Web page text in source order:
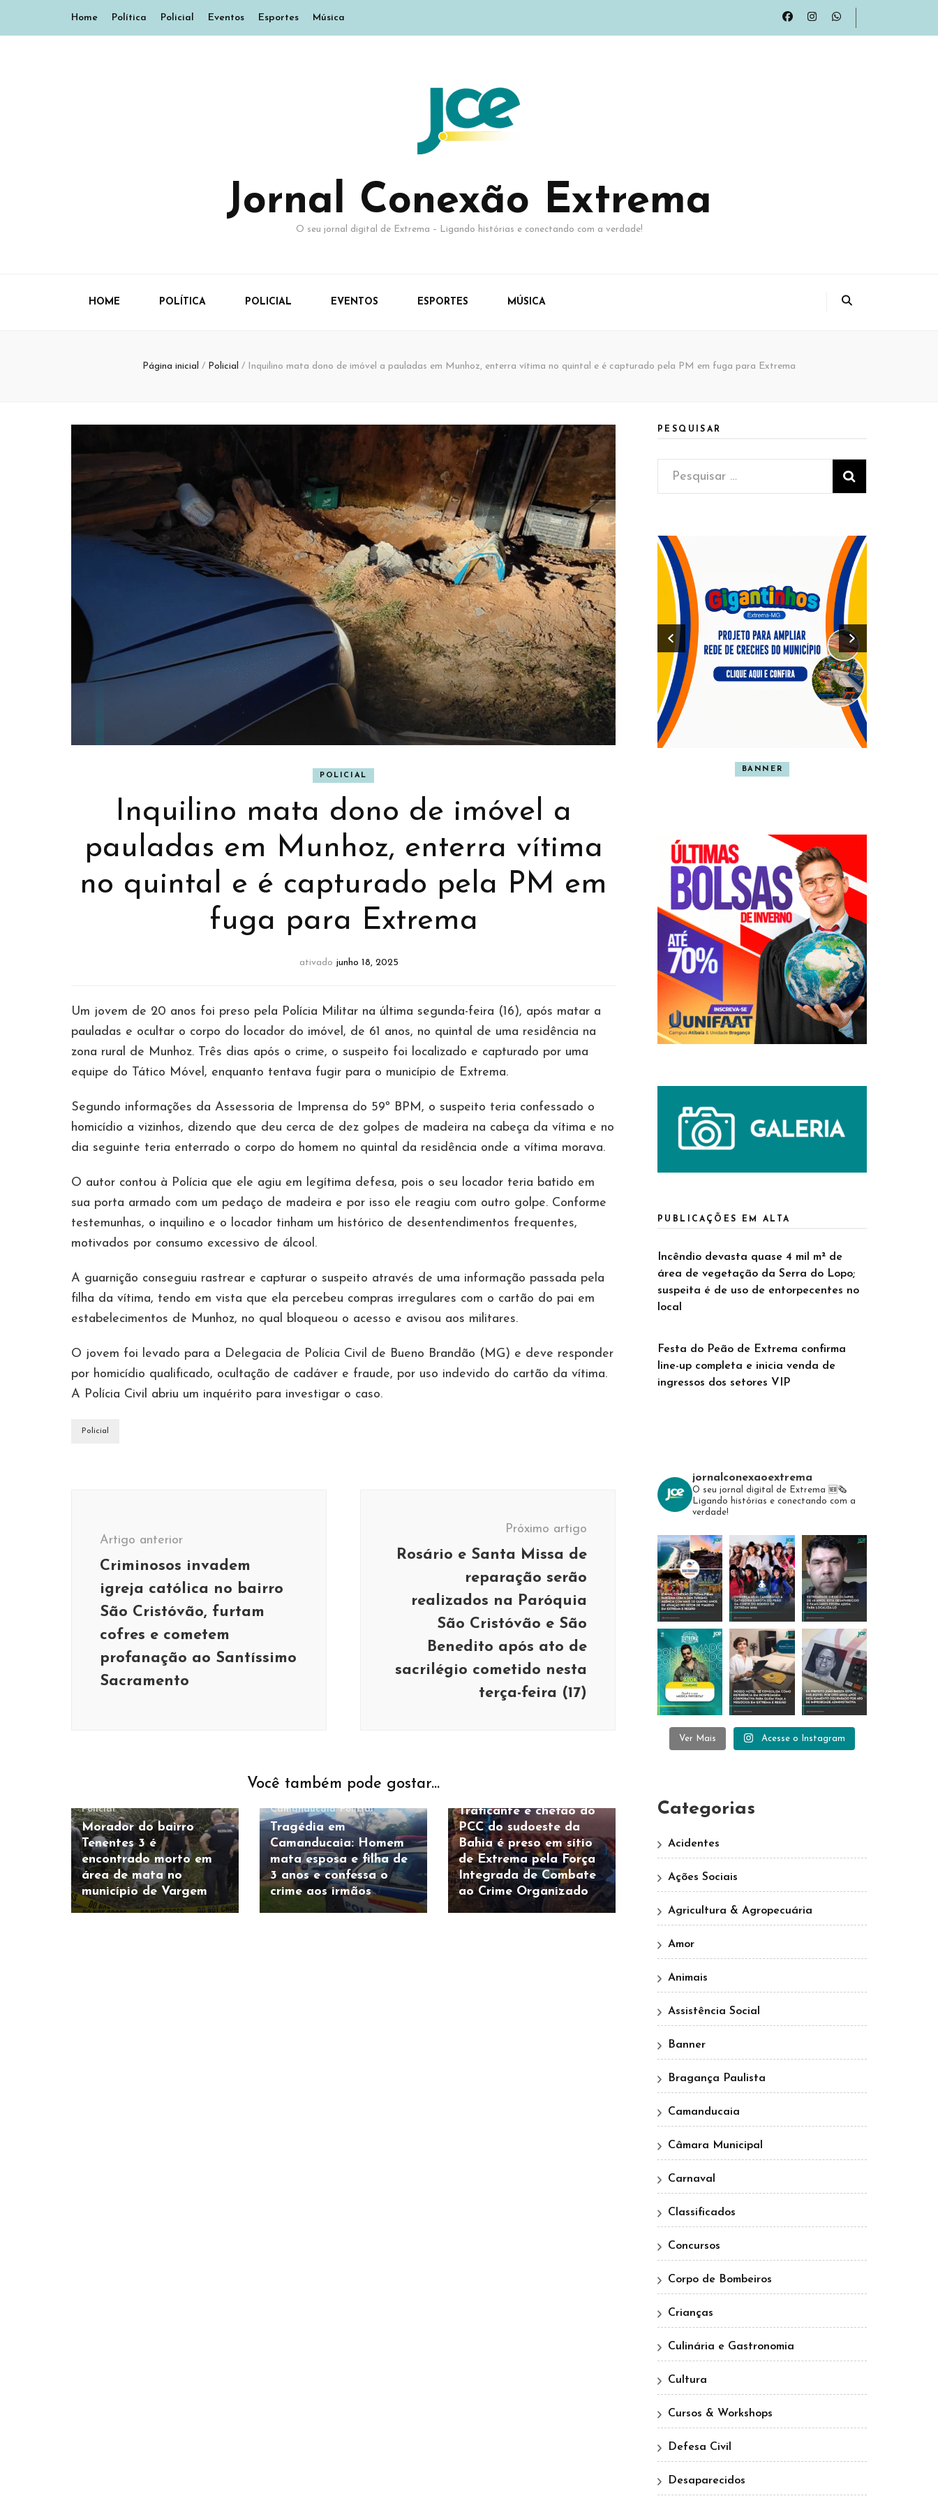
Home Política Policial Eventos Esportes Música
Jornal Conexão Extrema
O seu jornal digital de Extrema – Ligando histórias e conectando com a verdade!
HOME POLÍTICA POLICIAL EVENTOS ESPORTES MÚSICA
Página inicial / Policial / Inquilino mata dono de imóvel a pauladas em Munhoz, enterra vítima no quintal e é capturado pela PM em fuga para Extrema
POLICIAL
Inquilino mata dono de imóvel a
pauladas em Munhoz, enterra vítima
no quintal e é capturado pela PM em
fuga para Extrema
ativado junho 18, 2025
Um jovem de 20 anos foi preso pela Polícia Militar na última segunda-feira (16), após matar a
pauladas e ocultar o corpo do locador do imóvel, de 61 anos, no quintal de uma residência na
zona rural de Munhoz. Três dias após o crime, o suspeito foi localizado e capturado por uma
equipe do Tático Móvel, enquanto tentava fugir para o município de Extrema.
Segundo informações da Assessoria de Imprensa do 59º BPM, o suspeito teria confessado o
homicídio a vizinhos, dizendo que deu cerca de dez golpes de madeira na cabeça da vítima e no
dia seguinte teria enterrado o corpo do homem no quintal da residência onde a vítima morava.
O autor contou à Polícia que ele agiu em legítima defesa, pois o seu locador teria batido em
sua porta armado com um pedaço de madeira e por isso ele reagiu com outro golpe. Conforme
testemunhas, o inquilino e o locador tinham um histórico de desentendimentos frequentes,
motivados por consumo excessivo de álcool.
A guarnição conseguiu rastrear e capturar o suspeito através de uma informação passada pela
filha da vítima, tendo em vista que ela percebeu compras irregulares com o cartão do pai em
estabelecimentos de Munhoz, no qual bloqueou o acesso e avisou aos militares.
O jovem foi levado para a Delegacia de Polícia Civil de Bueno Brandão (MG) e deve responder
por homicídio qualificado, ocultação de cadáver e fraude, por uso indevido do cartão da vítima.
A Polícia Civil abriu um inquérito para investigar o caso.
Policial
postArtigo anterior
Criminosos invadem
igreja católica no bairro
São Cristóvão, furtam
cofres e cometem
profanação ao Santíssimo
Sacramento
Próximo artigo
Rosário e Santa Missa de
reparação serão
realizados na Paróquia
São Cristóvão e São
Benedito após ato de
sacrilégio cometido nesta
terça-feira (17)
Você também pode gostar...
Policial
Morador do bairro
Tenentes 3 é
encontrado morto em
área de mata no
município de Vargem
Camanducaia Policial
Tragédia em
Camanducaia: Homem
mata esposa e filha de
3 anos e confessa o
crime aos irmãos
Traficante e chefão do
PCC do sudoeste da
Bahia é preso em sítio
de Extrema pela Força
Integrada de Combate
ao Crime Organizado
PESQUISAR
Pesquisar
por:
BANNER CULTURA
BANNER
PUBLICAÇÕES EM ALTA
Incêndio devasta quase 4 mil m² de
área de vegetação da Serra do Lopo;
suspeita é de uso de entorpecentes no
local
Festa do Peão de Extrema confirma
line-up completa e inicia venda de
ingressos dos setores VIP
jornalconexaoextrema
O seu jornal digital de Extrema 🆕️🗞
Ligando histórias e conectando com a
verdade!
Ver Mais Acesse o Instagram
Categorias
Acidentes
Ações Sociais
Agricultura & Agropecuária
Amor
Animais
Assistência Social
Banner
Bragança Paulista
Camanducaia
Câmara Municipal
Carnaval
Classificados
Concursos
Corpo de Bombeiros
Crianças
Culinária e Gastronomia
Cultura
Cursos & Workshops
Defesa Civil
Desaparecidos